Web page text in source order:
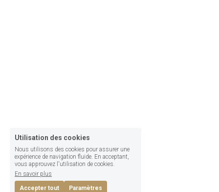
Utilisation des cookies
Nous utilisons des cookies pour assurer une
expérience de navigation fluide. En acceptant,
vous approuvez l'utilisation de cookies.
En savoir plus
Accepter tout
Paramètres